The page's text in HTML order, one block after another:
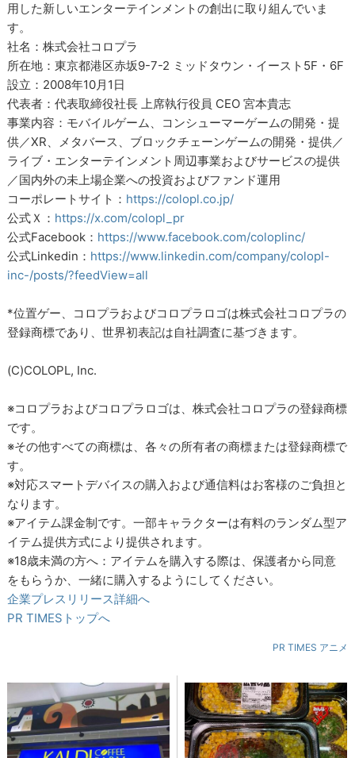
用した新しいエンターテインメントの創出に取り組んでいま
す。
社名：株式会社コロプラ
所在地：東京都港区赤坂9-7-2 ミッドタウン・イースト5F・6F
設立：2008年10月1日
代表者：代表取締役社長 上席執行役員 CEO 宮本貴志
事業内容：モバイルゲーム、コンシューマーゲームの開発・提
供／XR、メタバース、ブロックチェーンゲームの開発・提供／
ライブ・エンターテインメント周辺事業およびサービスの提供
／国内外の未上場企業への投資およびファンド運用
コーポレートサイト： https://colopl.co.jp/
公式Ｘ： https://x.com/colopl_pr
公式Facebook： https://www.facebook.com/coloplinc/
公式Linkedin： https://www.linkedin.com/company/colopl-
inc-/posts/?feedView=all
*位置ゲー、コロプラおよびコロプラロゴは株式会社コロプラの
登録商標であり、世界初表記は自社調査に基づきます。
(C)COLOPL, Inc.
※コロプラおよびコロプラロゴは、株式会社コロプラの登録商標
です。
※その他すべての商標は、各々の所有者の商標または登録商標で
す。
※対応スマートデバイスの購入および通信料はお客様のご負担と
なります。
※アイテム課金制です。一部キャラクターは有料のランダム型ア
イテム提供方式により提供されます。
※18歳未満の方へ：アイテムを購入する際は、保護者から同意
をもらうか、一緒に購入するようにしてください。
企業プレスリリース詳細へ
PR TIMESトップへ
PR TIMES アニメ